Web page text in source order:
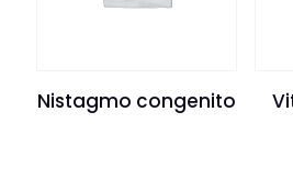
Nistagmo congenito